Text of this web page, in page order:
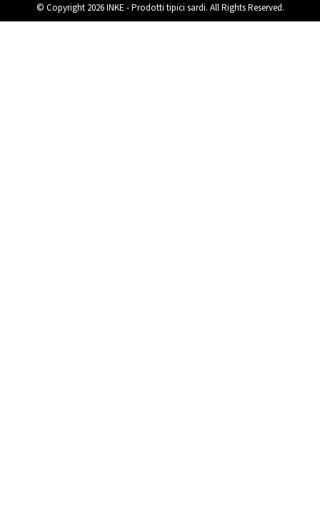
© Copyright 2026 INKE - Prodotti tipici sardi. All Rights Reserved.